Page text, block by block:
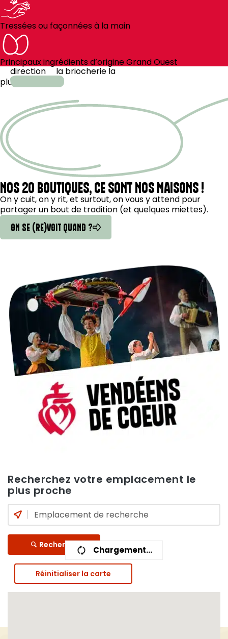
Tressées ou façonnées à la main
Principaux ingrédients d’origine Grand Ouest
direction la briocherie la
plus
NOS 20 BOUTIQUES, CE SONT NOS MAISONS !
On y cuit, on y rit, et surtout, on vous y attend pour
partager un bout de tradition (et quelques miettes).
ON SE (RE)VOIT QUAND ?
Chargement...
Recherchez votre emplacement le
plus proche
Recherche
Réinitialiser la carte